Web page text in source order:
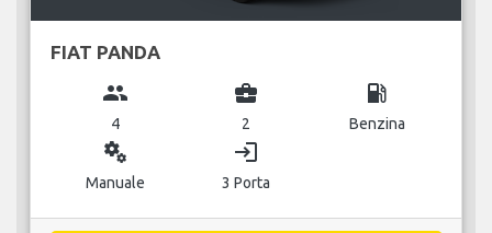
FIAT PANDA
group
4
business_center
2
local_gas_station
Benzina
miscellaneous_services
Manuale
login
3 Porta